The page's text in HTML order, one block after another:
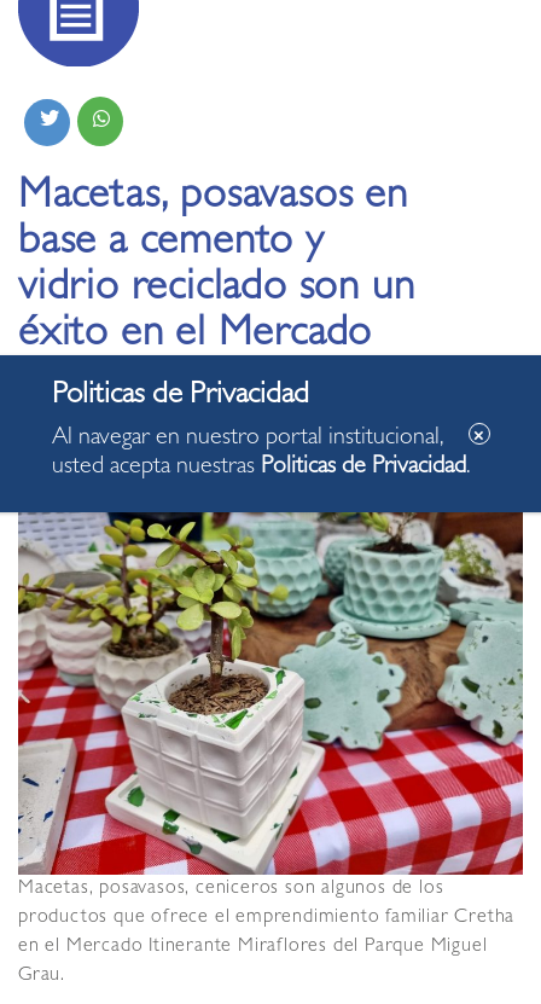
Macetas, posavasos en
base a cemento y
vidrio reciclado son un
éxito en el Mercado
Itinerante Miraflores
05.11.2022
Macetas, posavasos, ceniceros son algunos de los
productos que ofrece el emprendimiento familiar Cretha
en el Mercado Itinerante Miraflores del Parque Miguel
Grau.
Al navegar en nuestro portal institucional,
usted acepta nuestras Politicas de Privacidad.